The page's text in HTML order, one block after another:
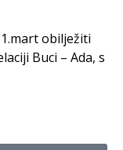
obilježiti
Buci – Ada, s